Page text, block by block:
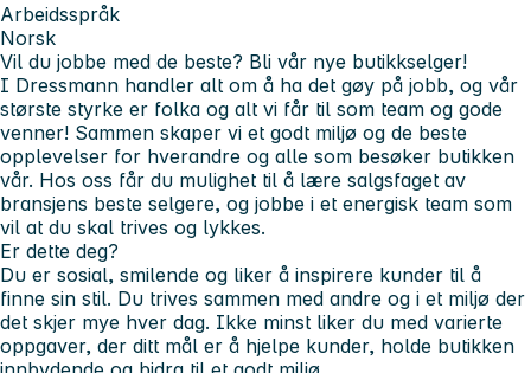
Arbeidsspråk
Norsk
Vil du jobbe med de beste? Bli vår nye butikkselger!
I Dressmann handler alt om å ha det gøy på jobb, og vår
største styrke er folka og alt vi får til som team og gode
venner! Sammen skaper vi et godt miljø og de beste
opplevelser for hverandre og alle som besøker butikken
vår. Hos oss får du mulighet til å lære salgsfaget av
bransjens beste selgere, og jobbe i et energisk team som
vil at du skal trives og lykkes.
Er dette deg?
Du er sosial, smilende og liker å inspirere kunder til å
finne sin stil. Du trives sammen med andre og i et miljø der
det skjer mye hver dag. Ikke minst liker du med varierte
oppgaver, der ditt mål er å hjelpe kunder, holde butikken